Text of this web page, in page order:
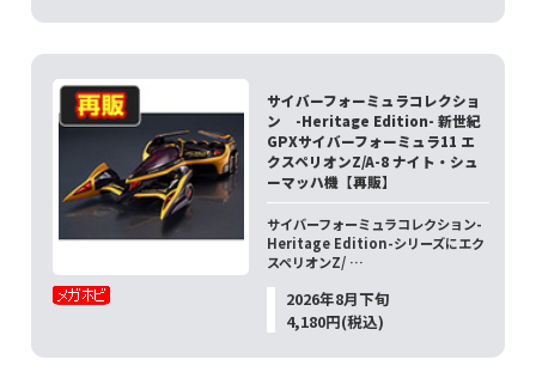
サイバーフォーミュラコレクショ
ン -Heritage Edition- 新世紀
GPXサイバーフォーミュラ11 エ
クスペリオンZ/A-8 ナイト・シュ
ーマッハ機【再販】
サイバーフォーミュラコレクション-
Heritage Edition-シリーズにエク
スペリオンZ/ …
2026年8月下旬
4,180円(税込)